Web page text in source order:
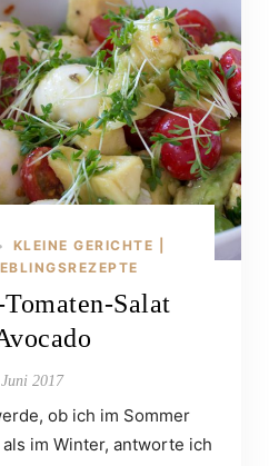
KLEINE GERICHTE |
Salat
2017
ob ich im Sommer
im Winter, antworte ich